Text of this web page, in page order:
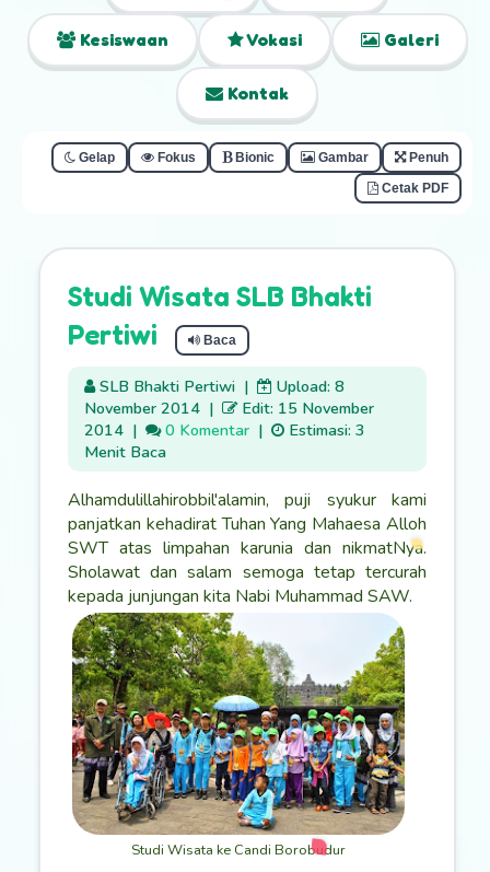
Kesiswaan Vokasi Galeri
Kontak
Gelap Fokus Bionic Gambar
Penuh
Cetak PDF
Studi Wisata SLB Bhakti
Pertiwi
Baca
SLB Bhakti Pertiwi |
Upload: 8
November 2014 |
Edit: 15 November
2014 | 0 Komentar |
Estimasi: 3
Menit Baca
Alhamdulillahirobbil'alamin, puji syukur kami
panjatkan kehadirat Tuhan Yang Mahaesa Alloh
SWT atas limpahan karunia dan nikmatNya.
Sholawat dan salam semoga tetap tercurah
kepada junjungan kita Nabi Muhammad SAW.
Studi Wisata ke Candi Borobudur